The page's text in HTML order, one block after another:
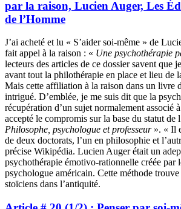
par la raison, Lucien Auger, Les
de l’Homme
J’ai acheté et lu « S’aider soi-même » de
fait appel à la raison : « Une psychothérapie
lecteurs des articles de ce dossier savent que
avant tout la philothérapie en place et lieu de
Mais cette affiliation à la raison dans un livre
intrigué. D’emblée, je me suis dit que la
récupération d’un sujet normalement associé
accepté le compromis sur la base du statut de
Philosophe, psychologue et professeur». « Il
de deux doctorats, l’un en philosophie et
précise Wikipédia. Lucien Auger était un
psychothérapie émotivo-rationnelle créée
psychologue américain. Cette méthode
stoïciens dans l’antiquité.